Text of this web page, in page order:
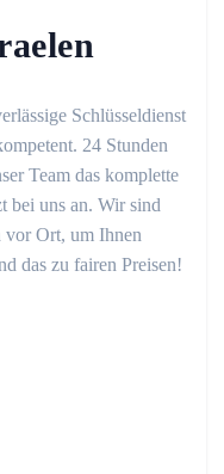
Schlüsseldienst
24 Stunden
Team das komplette
bei uns an. Wir sind
vor Ort, um Ihnen
das zu fairen Preisen!